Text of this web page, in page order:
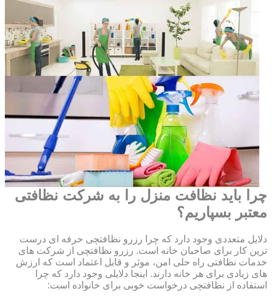
چرا باید نظافت منزل را به شرکت نظافتی
معتبر بسپاریم؟
دلایل متعددی وجود دارد که چرا رزرو نظافتچی حرفه ای درست
ترین کار برای صاحبان خانه است. رزرو نظافتچی از شرکت های
خدمات نظافتی راه حلی امن، موثر و قابل اعتماد است که ارزش
های زیادی برای هر خانه دارند. اینجا دلایلی وجود دارد که چرا
استفاده از نظافتچی درخواست خوبی برای خانواده است: